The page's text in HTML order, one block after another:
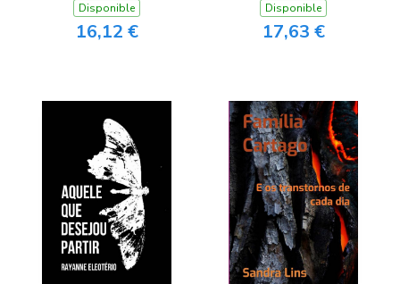
Disponible
16,12 €
Disponible
17,63 €